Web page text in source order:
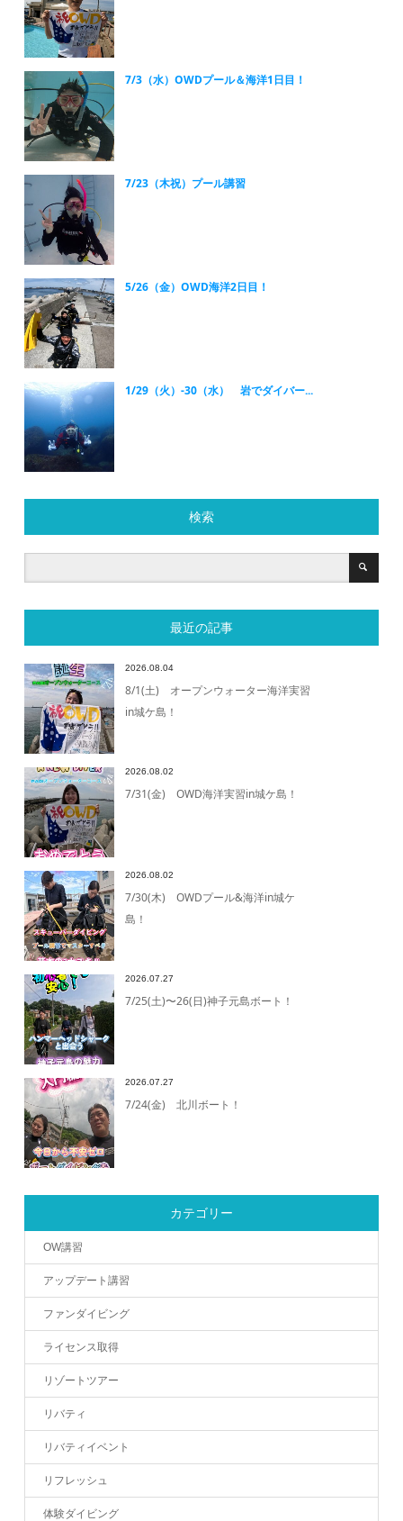
7/3（水）OWDプール＆海洋1日目！
7/23（木祝）プール講習
5/26（金）OWD海洋2日目！
1/29（火）-30（水） 岩でダイバー...
検索
最近の記事
2026.08.04
8/1(土) オープンウォーター海洋実習
in城ケ島！
2026.08.02
7/31(金) OWD海洋実習in城ケ島！
2026.08.02
7/30(木) OWDプール&海洋in城ケ
島！
2026.07.27
7/25(土)〜26(日)神子元島ボート！
2026.07.27
7/24(金) 北川ボート！
カテゴリー
OW講習
アップデート講習
ファンダイビング
ライセンス取得
リゾートツアー
リバティ
リバティイベント
リフレッシュ
体験ダイビング